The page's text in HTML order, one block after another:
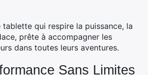
tablette qui respire la puissance, la
prête à accompagner les
dans toutes leurs aventures.
Sans Limites